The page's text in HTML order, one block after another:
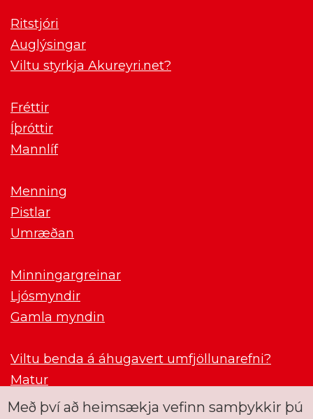
Ritstjóri
Auglýsingar
Viltu styrkja Akureyri.net?
Fréttir
Íþróttir
Mannlíf
Menning
Pistlar
Umræðan
Minningargreinar
Ljósmyndir
Gamla myndin
Viltu benda á áhugavert umfjöllunarefni?
Matur
Með því að heimsækja vefinn samþykkir þú